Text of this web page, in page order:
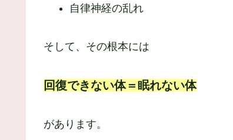
自律神経の乱れ
そして、その根本には
回復できない体＝眠れない体
があります。